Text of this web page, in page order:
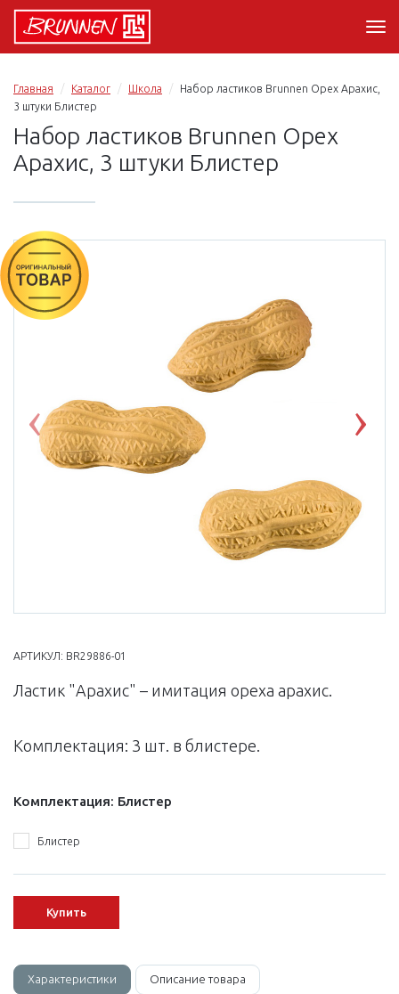
Главная Каталог Школа
Набор ластиков Brunnen Орех Арахис,
3 штуки Блистер
Набор ластиков Brunnen Орех
Арахис, 3 штуки Блистер
Previous
АРТИКУЛ: BR29886-01
Ластик "Арахис" – имитация ореха арахис.
Комплектация: 3 шт. в блистере.
Комплектация: Блистер
Блистер
Купить
Характеристики Описание товара